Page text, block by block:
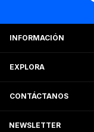
INFORMACIÓN
EXPLORA
CONTÁCTANOS
NEWSLETTER